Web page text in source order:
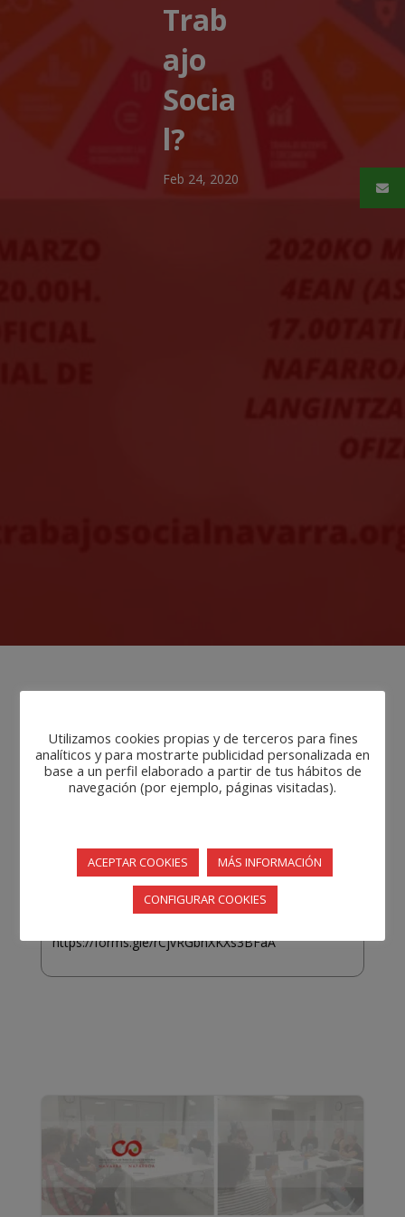
Trab
ajo
Socia
l?
Feb 24, 2020
El próximo miércoles 4 de Marzo tendremos la
Trabajo Social.
Es un taller gratuíto para aquellas personas
colegiadas. No dudes en acudir!!!. Es necesaria
https://forms.gle/rCjvRGbnXKXs3BFaA
Utilizamos cookies propias y de terceros para fines
analíticos y para mostrarte publicidad personalizada en
base a un perfil elaborado a partir de tus hábitos de
navegación (por ejemplo, páginas visitadas).
ACEPTAR COOKIES MÁS INFORMACIÓN
CONFIGURAR COOKIES